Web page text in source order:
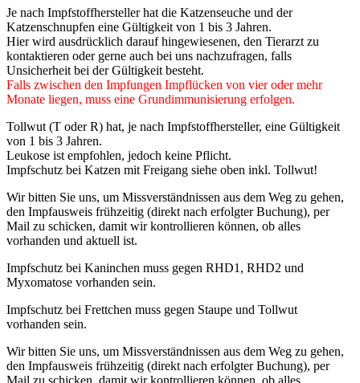
Je nach Impfstoffhersteller hat die Katzenseuche und der
Katzenschnupfen eine Gültigkeit von 1 bis 3 Jahren.
Hier wird ausdrücklich darauf hingewiesenen, den Tierarzt zu
kontaktieren oder gerne auch bei uns nachzufragen, falls
Unsicherheit bei der Gültigkeit besteht.
Falls zwischen den Impfungen Impflücken von vier oder mehr
Monate liegen, muss eine Grundimmunisierung erfolgen.
Tollwut (T oder R) hat, je nach Impfstoffhersteller, eine Gültigkeit
von 1 bis 3 Jahren.
Leukose ist empfohlen, jedoch keine Pflicht.
Impfschutz bei Katzen mit Freigang siehe oben inkl. Tollwut!
Wir bitten Sie uns, um Missverständnissen aus dem Weg zu gehen,
den Impfausweis frühzeitig (direkt nach erfolgter Buchung), per
Mail zu schicken, damit wir kontrollieren können, ob alles
vorhanden und aktuell ist.
Impfschutz bei Kaninchen muss gegen RHD1, RHD2 und
Myxomatose vorhanden sein.
Impfschutz bei Frettchen muss gegen Staupe und Tollwut
vorhanden sein.
Wir bitten Sie uns, um Missverständnissen aus dem Weg zu gehen,
den Impfausweis frühzeitig (direkt nach erfolgter Buchung), per
Mail zu schicken, damit wir kontrollieren können, ob alles